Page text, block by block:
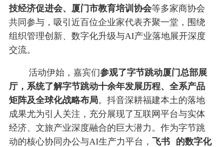
技经济促进会、厦门市教育培训协会等多家商协会
共同参与，吸引近百位企业家代表齐聚一堂，围绕
组织管理创新、数字化升级与AI产业落地展开深度
交流。
活动伊始，嘉宾们参观了字节跳动厦门总部展
厅，系统了解字节跳动十余年发展历程、全系产品
矩阵及全球化战略布局。抖音深耕福建本土的落地
成果尤为引人关注，充分展现了互联网平台与实体
经济、文旅产业深度融合的巨大潜力。作为字节跳
动的核心协同办公与AI生产力平台， 飞书
的数字化